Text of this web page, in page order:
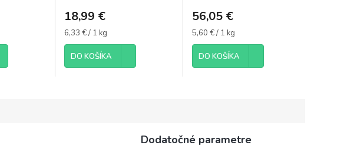
18,99 €
Jednotková
cena:
6,33 € / 1 kg
DO KOŠÍKA
56,05 €
Jednotková
cena:
5,60 € / 1 kg
DO KOŠÍKA
Dodatočné parametre